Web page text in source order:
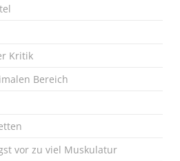
Kritik
Bereich
vor zu viel Muskulatur